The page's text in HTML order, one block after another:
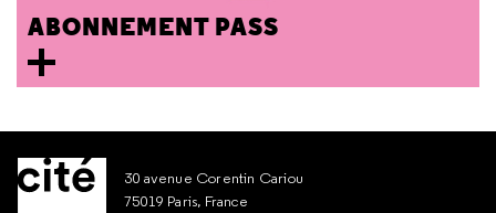
ABONNEMENT PASS
30 avenue Corentin Cariou
75019 Paris, France